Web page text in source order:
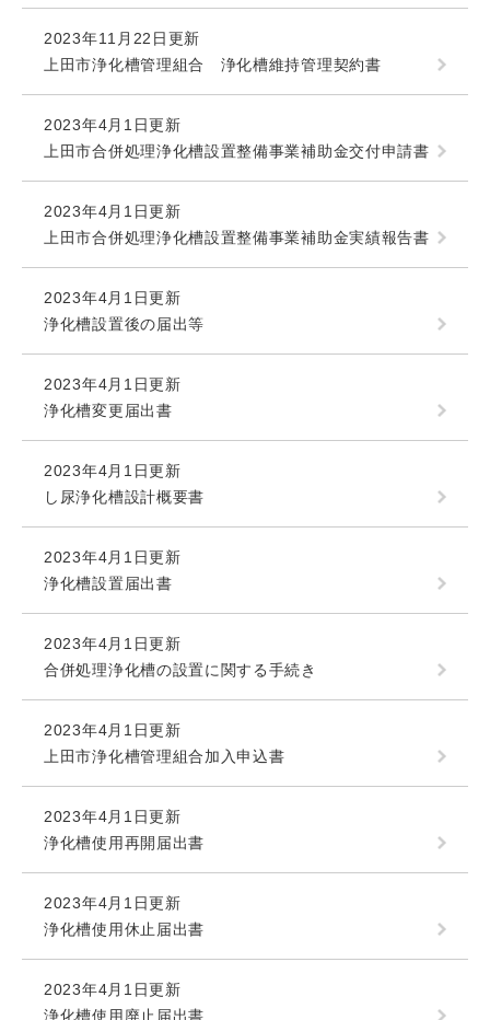
2023年11月22日更新
上田市浄化槽管理組合 浄化槽維持管理契約書
2023年4月1日更新
上田市合併処理浄化槽設置整備事業補助金交付申請書
2023年4月1日更新
上田市合併処理浄化槽設置整備事業補助金実績報告書
2023年4月1日更新
浄化槽設置後の届出等
2023年4月1日更新
浄化槽変更届出書
2023年4月1日更新
し尿浄化槽設計概要書
2023年4月1日更新
浄化槽設置届出書
2023年4月1日更新
合併処理浄化槽の設置に関する手続き
2023年4月1日更新
上田市浄化槽管理組合加入申込書
2023年4月1日更新
浄化槽使用再開届出書
2023年4月1日更新
浄化槽使用休止届出書
2023年4月1日更新
浄化槽使用廃止届出書